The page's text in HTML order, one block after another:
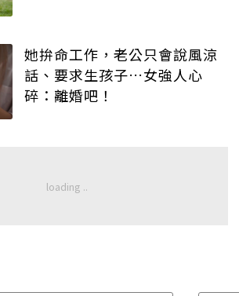
她拚命工作，老公只會說風涼
話、要求生孩子…女強人心
碎：離婚吧！